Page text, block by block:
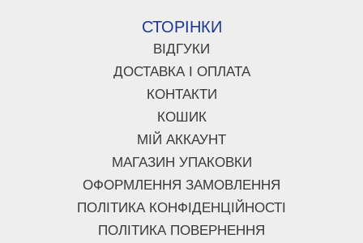
СТОРІНКИ
ВІДГУКИ
ДОСТАВКА І ОПЛАТА
КОНТАКТИ
КОШИК
МІЙ АККАУНТ
МАГАЗИН УПАКОВКИ
ОФОРМЛЕННЯ ЗАМОВЛЕННЯ
ПОЛІТИКА КОНФІДЕНЦІЙНОСТІ
ПОЛІТИКА ПОВЕРНЕННЯ